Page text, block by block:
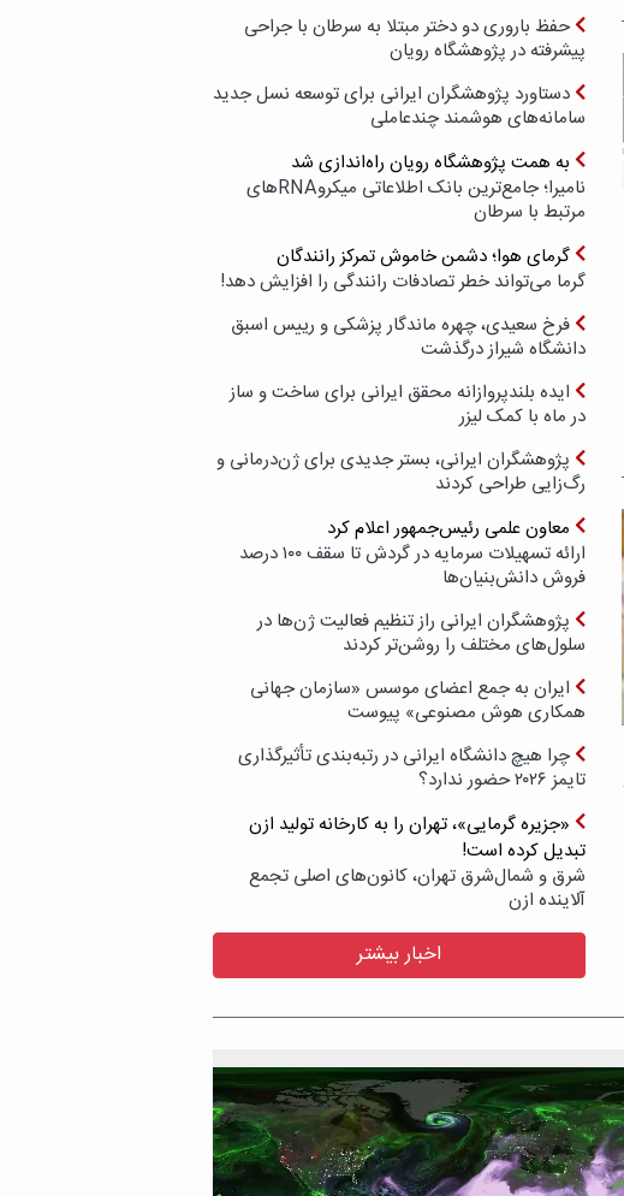
حفظ باروری دو دختر مبتلا به سرطان با جراحی
پیشرفته در پژوهشگاه رویان
دستاورد پژوهشگران ایرانی برای توسعه نسل جدید
سامانه‌های هوشمند چندعاملی
به همت پژوهشگاه رویان راه‌اندازی شد
نامیرا؛ جامع‌ترین بانک اطلاعاتی میکروRNAهای
مرتبط با سرطان
گرمای هوا؛ دشمن خاموش تمرکز رانندگان
گرما می‌تواند خطر تصادفات رانندگی را افزایش دهد!
فرخ سعیدی، چهره ماندگار پزشکی و رییس اسبق
دانشگاه شیراز درگذشت
ایده بلندپروازانه محقق ایرانی برای ساخت و ساز
در ماه با کمک لیزر
پژوهشگران ایرانی، بستر جدیدی برای ژن‌درمانی و
رگ‌زایی طراحی کردند
معاون علمی رئیس‌جمهور اعلام کرد
ارائه تسهیلات سرمایه در گردش تا سقف ۱۰۰ درصد
فروش دانش‌بنیان‌ها
پژوهشگران ایرانی راز تنظیم فعالیت ژن‌ها در
سلول‌های مختلف را روشن‌تر کردند
ایران به جمع اعضای موسس «سازمان جهانی
همکاری هوش مصنوعی» پیوست
چرا هیچ دانشگاه ایرانی در رتبه‌بندی تأثیرگذاری
تایمز ۲۰۲۶ حضور ندارد؟
«جزیره گرمایی»، تهران را به کارخانه تولید ازن
تبدیل کرده است!
شرق و شمال‌شرق تهران، کانون‌های اصلی تجمع
آلاینده ازن
اخبار بیشتر